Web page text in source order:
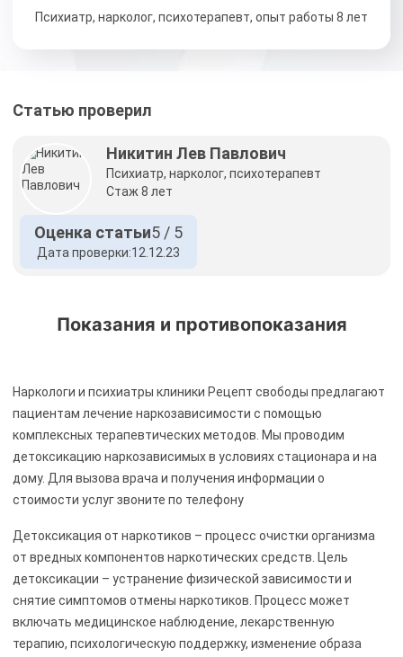
Психиатр, нарколог, психотерапевт, опыт работы 8 лет
Статью проверил
Никитин Лев Павлович
Психиатр, нарколог, психотерапевт
Стаж 8 лет
Оценка статьи5 / 5
Дата проверки:12.12.23
Показания и противопоказания
Наркологи и психиатры клиники Рецепт свободы предлагают
пациентам лечение наркозависимости с помощью
комплексных терапевтических методов. Мы проводим
детоксикацию наркозависимых в условиях стационара и на
дому. Для вызова врача и получения информации о
стоимости услуг звоните по телефону
Детоксикация от наркотиков – процесс очистки организма
от вредных компонентов наркотических средств. Цель
детоксикации – устранение физической зависимости и
снятие симптомов отмены наркотиков. Процесс может
включать медицинское наблюдение, лекарственную
терапию, психологическую поддержку, изменение образа